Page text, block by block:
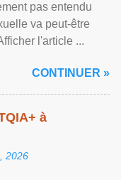
pas entendu
va peut-être
l'article ...
CONTINUER »
à
2026